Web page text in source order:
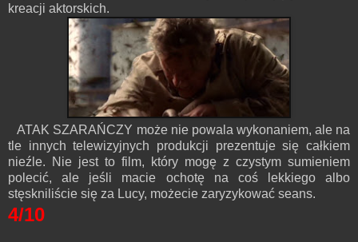
kreacji aktorskich.
ATAK SZARAŃCZY może nie powala wykonaniem, ale na
tle innych telewizyjnych produkcji prezentuje się całkiem
nieźle. Nie jest to film, który mogę z czystym sumieniem
polecić, ale jeśli macie ochotę na coś lekkiego albo
stęskniliście się za Lucy, możecie zaryzykować seans.
4/10